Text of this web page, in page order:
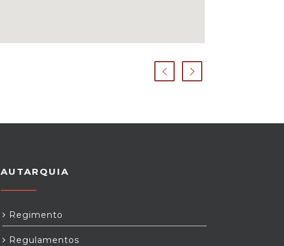
AUTARQUIA
Regimento
Regulamentos